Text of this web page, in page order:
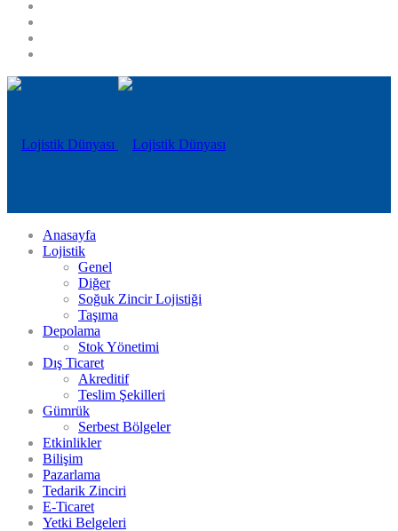
Anasayfa
Lojistik
Genel
Diğer
Soğuk Zincir Lojistiği
Taşıma
Depolama
Stok Yönetimi
Dış Ticaret
Akreditif
Teslim Şekilleri
Gümrük
Serbest Bölgeler
Etkinlikler
Bilişim
Pazarlama
Tedarik Zinciri
E-Ticaret
Yetki Belgeleri